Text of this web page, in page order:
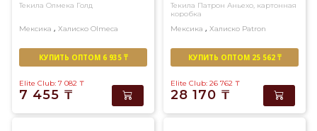
Текила Олмека Голд
Мексика , Халиско Olmeca
КУПИТЬ ОПТОМ 6 935 ₸
Elite Club: 7 082 ₸
7 455 ₸
Текила Патрон Аньехо, картонная
коробка
Мексика , Халиско Patron
КУПИТЬ ОПТОМ 25 562 ₸
Elite Club: 26 762 ₸
28 170 ₸